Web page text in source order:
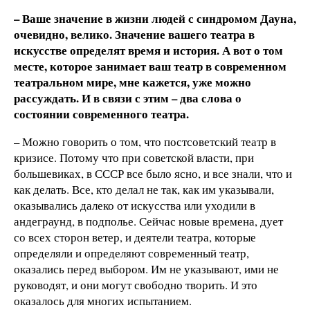
– Ваше значение в жизни людей с синдромом Дауна,
очевидно, велико. Значение вашего театра в
искусстве определят время и история. А вот о том
месте, которое занимает ваш театр в современном
театральном мире, мне кажется, уже можно
рассуждать. И в связи с этим – два слова о
состоянии современного театра.
– Можно говорить о том, что постсоветский театр в
кризисе. Потому что при советской власти, при
большевиках, в СССР все было ясно, и все знали, что и
как делать. Все, кто делал не так, как им указывали,
оказывались далеко от искусства или уходили в
андеграунд, в подполье. Сейчас новые времена, дует
со всех сторон ветер, и деятели театра, которые
определяли и определяют современный театр,
оказались перед выбором. Им не указывают, ими не
руководят, и они могут свободно творить. И это
оказалось для многих испытанием.